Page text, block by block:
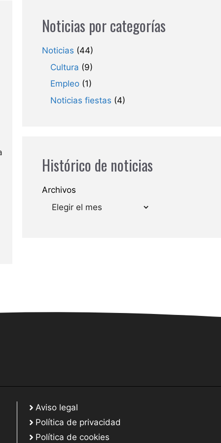
Noticias por categorías
Noticias (44)
Cultura (9)
Empleo(1)
Noticias fiestas (4)
Histórico de noticias
Archivos
Aviso legal
Política de privacidad
Política de cookies